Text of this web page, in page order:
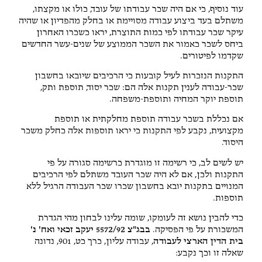
עוד נוסיף, כי אם היה שכר עבודתו של עובד, כולו או מקצתו,
משתלם בעד ביצוע עבודה מסויימת או בחלק מהפדיון או שהיה
עיקר שכר עבודתו לפי כמות התוצרת, יראו כשכרו האחרון
ביחס לשכר כאמור את השכר הממוצע של שנים-עשר החדשים
שקדמו לפיטורים.
התקנות הנזכרות לעיל קובעות כי הרכיבים שיובאו בחשבון
שכר-עבודה לענין תקנות אלה הם: שכר יסוד, תוספת ותק,
תוספת יוקר המחיה ותוספת-משפחה.
אם נכללת בשכר עבודה תוספת מחלקתית או תוספת
מקצועית, נקבע לפי התקנות כי יראו תוספות אלה כחלק משכר
היסוד.
יש לשים לב, כי רשימה זו מוגדרת כרשימה סגורה על פי
התקנות ולכן, אם לא היה שכר העובד משתלם לפי הרכיבים
המנויים בתקנות יובא בחשבון שכרו שכר העבודה הרגיל ללא
תוספות.
כדי להבין נושא זה לעומקו, שומה עלינו לבחון מהי הגדרת
המשכורת על פי הפסיקה.
בבג"צ 5572/92 יעקב זכאי ואח' נ'
בית הדין הארצי לעבודה
, עבודה עליון, כרך כט, 901, נדונה
שאלה זו וכך נקבע: